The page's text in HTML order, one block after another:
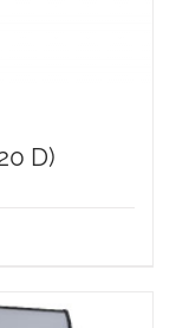
D)